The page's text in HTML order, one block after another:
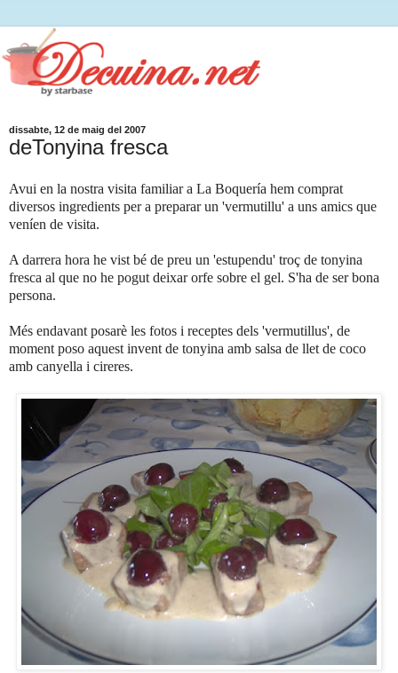
dissabte, 12 de maig del 2007
deTonyina fresca
Avui en la nostra visita familiar a La Boquería hem comprat
diversos ingredients per a preparar un 'vermutillu' a uns amics que
veníen de visita.
A darrera hora he vist bé de preu un 'estupendu' troç de tonyina
fresca al que no he pogut deixar orfe sobre el gel. S'ha de ser bona
persona.
Més endavant posarè les fotos i receptes dels 'vermutillus', de
moment poso aquest invent de tonyina amb salsa de llet de coco
amb canyella i cireres.